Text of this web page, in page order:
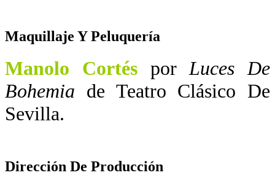
Maquillaje Y Peluquería
Manolo Cortéspor Luces De
Bohemia de Teatro Clásico De
Sevilla.
Dirección De Producción